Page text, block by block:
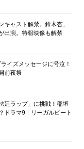
ャスト解禁。鈴木杏、
出演。特報映像も解禁
イズメッセージに号泣！
前夜祭
廷ラップ」に挑戦！稲垣
ドラマ9「リーガルビート